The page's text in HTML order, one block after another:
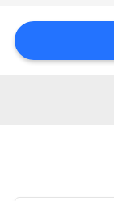
का
अनुरोध